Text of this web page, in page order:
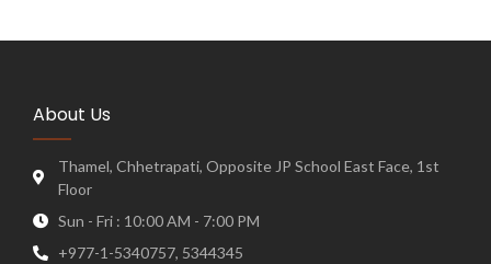
About Us
Thamel, Chhetrapati, Opposite JP School East Face, 1st
Floor
Sun - Fri : 10:00 AM - 7:00 PM
+977-1-5340757, 5344345